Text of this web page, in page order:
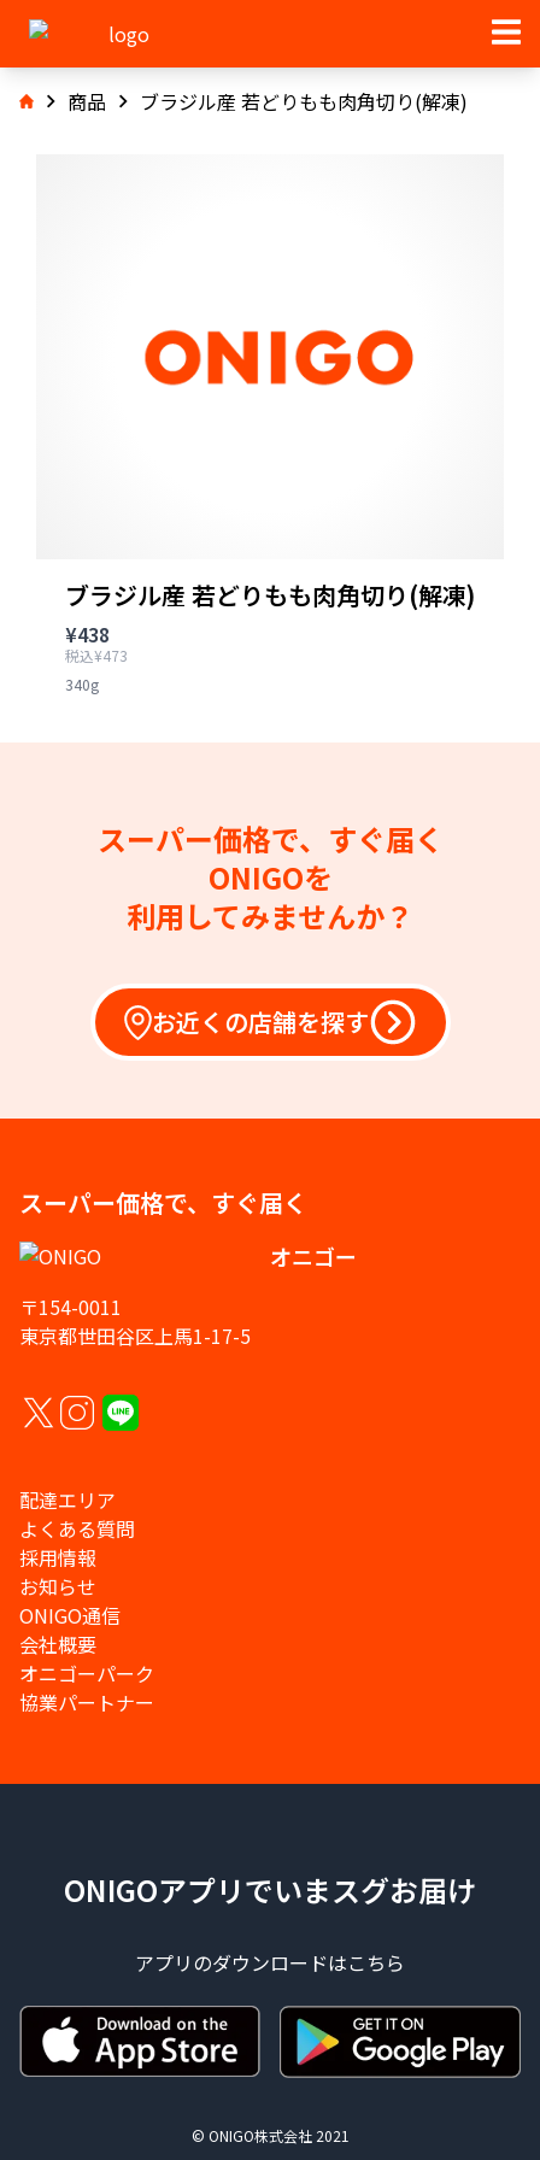
商品 ブラジル産 若どりもも肉角切り(解凍)
ブラジル産 若どりもも肉角切り(解凍)
¥438
税込¥473
340g
スーパー価格で、すぐ届く
ONIGOを
利用してみませんか？
お近くの店舗を探す
スーパー価格で、すぐ届く
オニゴー
〒154-0011
東京都世田谷区上馬1-17-5
配達エリア
よくある質問
採用情報
お知らせ
ONIGO通信
会社概要
オニゴーパーク
協業パートナー
ONIGOアプリでいまスグお届け
アプリのダウンロードはこちら
© ONIGO株式会社 2021